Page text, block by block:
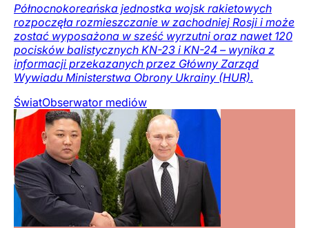
Północnokoreańska jednostka wojsk rakietowych
rozpoczęła rozmieszczanie w zachodniej Rosji i może
zostać wyposażona w sześć wyrzutni oraz nawet 120
pocisków balistycznych KN-23 i KN-24 – wynika z
informacji przekazanych przez Główny Zarząd
Wywiadu Ministerstwa Obrony Ukrainy (HUR).
ŚwiatObserwator mediów